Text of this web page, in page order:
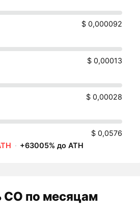
$ 0,000092
$ 0,00013
$ 0,00028
$ 0,0576
· +63005% до ATH
CO по месяцам